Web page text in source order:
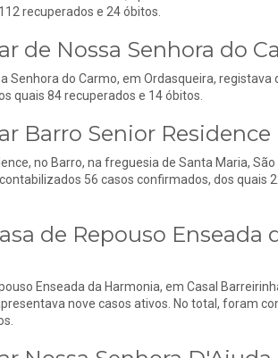
recuperados e 24 óbitos.
de Nossa Senhora do
Senhora do Carmo, em Ordasqueira, registava
quais 84 recuperados e 14 óbitos.
Barro Senior Residence
no Barro, na freguesia de Santa Maria, São
56 casos confirmados, dos quais
de Repouso Enseada
Enseada da Harmonia, em Casal
nove casos ativos. No total, foram